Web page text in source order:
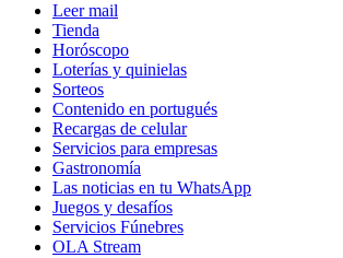
Leer mail
Tienda
Horóscopo
Loterías y quinielas
Sorteos
Contenido en portugués
Recargas de celular
Servicios para empresas
Gastronomía
Las noticias en tu WhatsApp
Juegos y desafíos
Servicios Fúnebres
OLA Stream